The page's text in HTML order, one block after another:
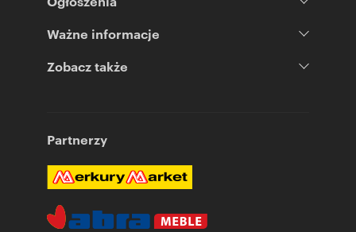
Ważne informacje
Zobacz także
Partnerzy